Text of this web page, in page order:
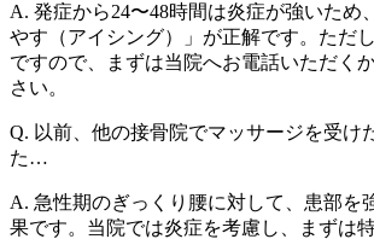
A. 発症から24〜48時間は炎症が強いため
やす（アイシング）」が正解です。ただ
ですので、まずは当院へお電話いただく
さい。
Q. 以前、他の接骨院でマッサージを受け
た…
A. 急性期のぎっくり腰に対して、患部を
果です。当院では炎症を考慮し、まずは